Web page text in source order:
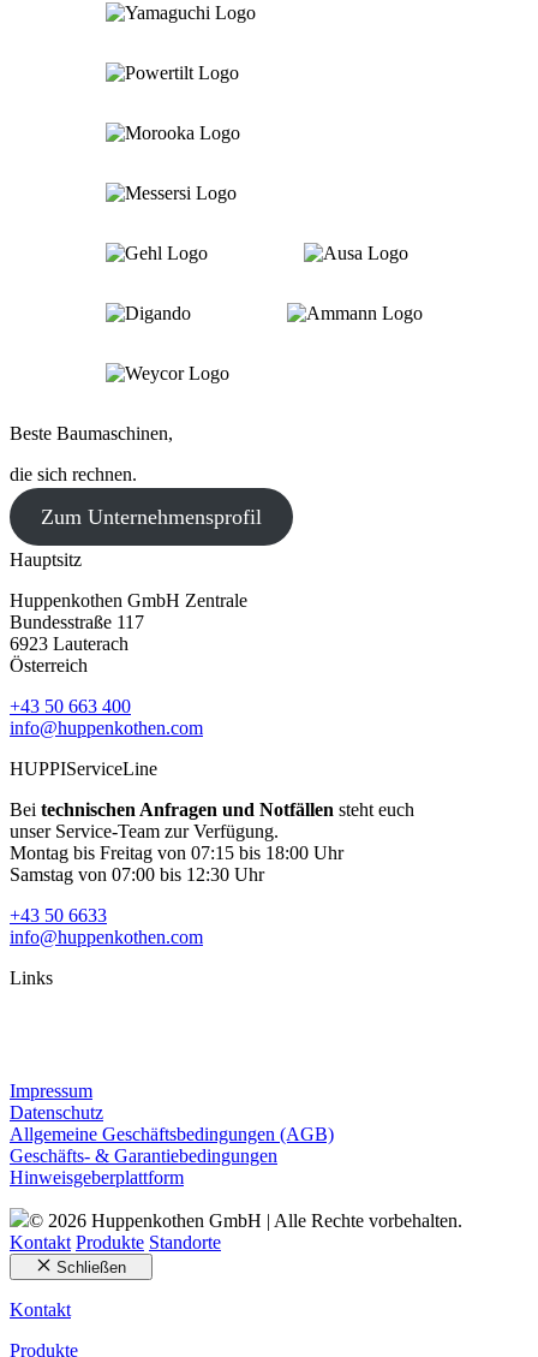
Beste Baumaschinen,
die sich rechnen.
Zum Unternehmensprofil
Hauptsitz
Huppenkothen GmbH Zentrale
Bundesstraße 117
6923 Lauterach
Österreich
+43 50 663 400
info@huppenkothen.com
HUPPIServiceLine
Bei technischen Anfragen und Notfällen steht euch
unser Service-Team zur Verfügung.
Montag bis Freitag von 07:15 bis 18:00 Uhr
Samstag von 07:00 bis 12:30 Uhr
+43 50 6633
info@huppenkothen.com
Links
Impressum
Datenschutz
Allgemeine Geschäftsbedingungen (AGB)
Geschäfts- & Garantiebedingungen
Hinweisgeberplattform
© 2026 Huppenkothen GmbH | Alle Rechte vorbehalten.
Kontakt Produkte Standorte
Schließen
Kontakt
Produkte